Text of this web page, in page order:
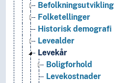
Befolkningsutvikling
Folketellinger
Historisk demografi
Levealder
Levekår
Boligforhold
Levekostnader